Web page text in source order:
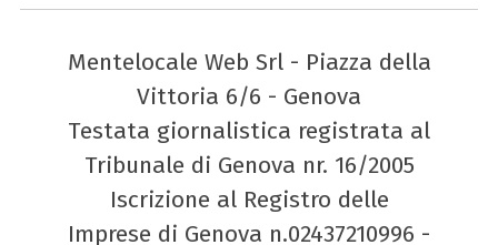
Mentelocale Web Srl - Piazza della
Vittoria 6/6 - Genova
Testata giornalistica registrata al
Tribunale di Genova nr. 16/2005
Iscrizione al Registro delle
Imprese di Genova n.02437210996 -